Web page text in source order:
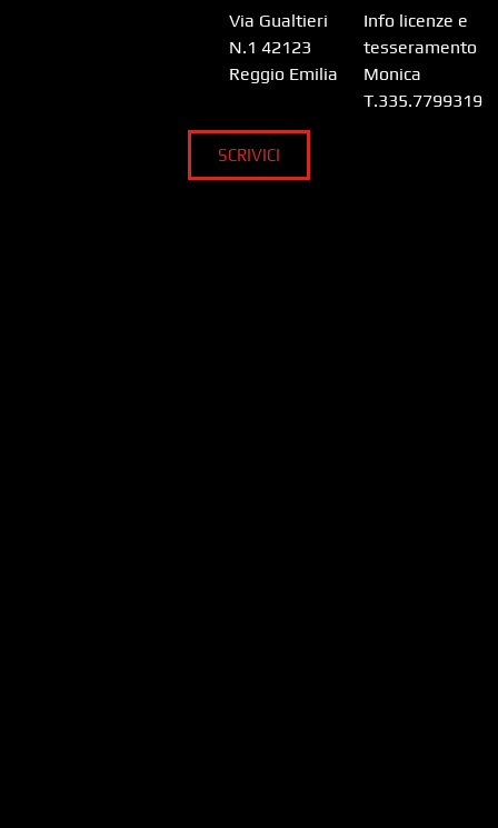
Via Gualtieri
N.1 42123
Reggio Emilia
Info licenze e
tesseramento
Monica
T.335.7799319
SCRIVICI